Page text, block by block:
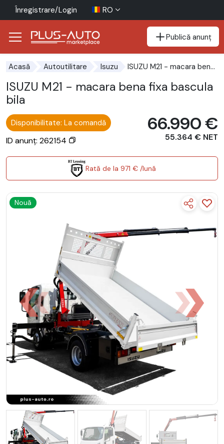
Înregistrare/Login RO
Publică anunț
Acasă Autoutilitare Isuzu ISUZU M21 - macara bena fixa basculabila
ISUZU M21 - macara bena fixa bascula
bila
Disponibilitate: La comandă
ID anunț: 262154
66.990 €
55.364 € NET
Rată de la 971 € /lună
Nouă